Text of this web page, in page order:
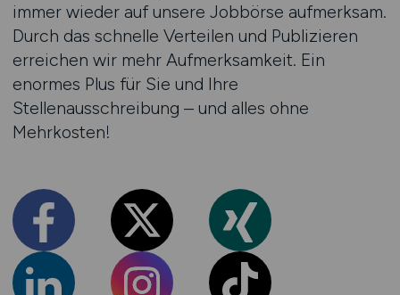
immer wieder auf unsere Jobbörse aufmerksam.
Durch das schnelle Verteilen und Publizieren
erreichen wir mehr Aufmerksamkeit. Ein
enormes Plus für Sie und Ihre
Stellenausschreibung – und alles ohne
Mehrkosten!